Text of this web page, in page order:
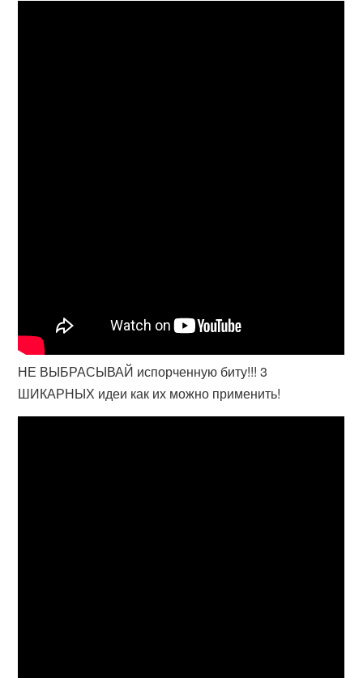
НЕ ВЫБРАСЫВАЙ испорченную биту!!! 3
ШИКАРНЫХ идеи как их можно применить!